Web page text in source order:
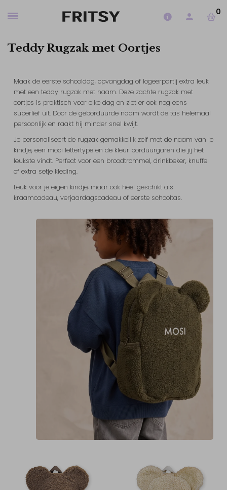
0
Teddy Rugzak met Oortjes
Maak de eerste schooldag, opvangdag of logeerpartij extra leuk
met een teddy rugzak met naam. Deze zachte rugzak met
oortjes is praktisch voor elke dag en ziet er ook nog eens
superlief uit. Door de geborduurde naam wordt de tas helemaal
persoonlijk en raakt hij minder snel kwijt.
Je personaliseert de rugzak gemakkelijk zelf met de naam van je
kindje, een mooi lettertype en de kleur borduurgaren die jij het
leukste vindt. Perfect voor een broodtrommel, drinkbeker, knuffel
of extra setje kleding.
Leuk voor je eigen kindje, maar ook heel geschikt als
kraamcadeau, verjaardagscadeau of eerste schooltas.